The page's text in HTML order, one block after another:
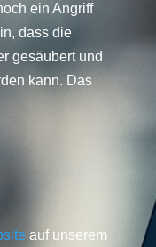
ein Angriff
dass die
gesäubert und
kann. Das
auf unserem